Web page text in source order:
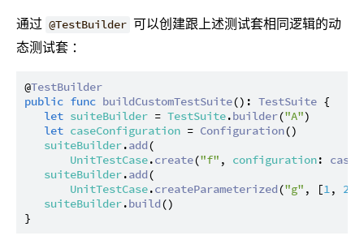
通过 @TestBuilder 可以创建跟上述测试套相同逻辑的动
态测试套 ：
@TestBuilder
public func buildCustomTestSuite(): TestSuite {
let suiteBuilder = TestSuite.builder("A")
let caseConfiguration = Configuration()
suiteBuilder.add(
UnitTestCase.create("f" , configuration:
suiteBuilder.add(
UnitTestCase.createParameterized("g" , [1, 2
suiteBuilder.build()